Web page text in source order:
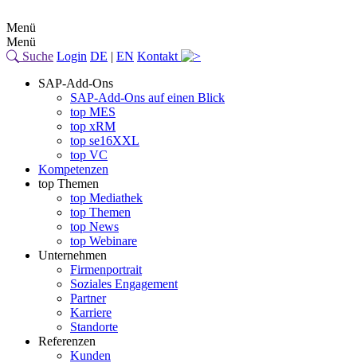
Menü
Menü
Suche Login DE | EN Kontakt
SAP-Add-Ons
SAP-Add-Ons auf einen Blick
top MES
top xRM
top se16XXL
top VC
Kompetenzen
top Themen
top Mediathek
top Themen
top News
top Webinare
Unternehmen
Firmenportrait
Soziales Engagement
Partner
Karriere
Standorte
Referenzen
Kunden